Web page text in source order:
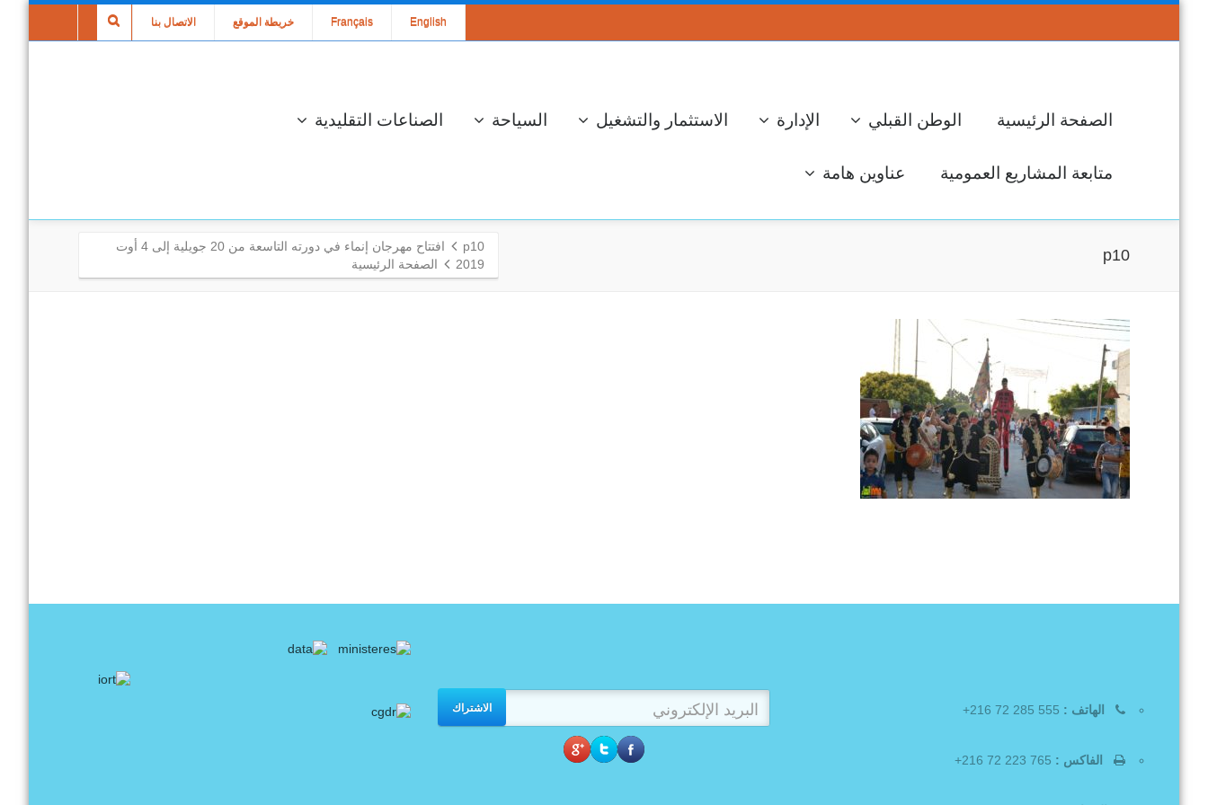
الاتصال بنا خريطة الموقع Français English
الصفحة الرئيسية الوطن القبلي الإدارة الاستثمار والتشغيل السياحة الصناعات التقليدية
متابعة المشاريع العمومية عناوين هامة
p10
p10
افتتاح مهرجان إنماء في دورته التاسعة من 20 جويلية إلى 4 أوت
2019
الصفحة الرئيسية
الاشتراك الهاتف :
الفاكس :